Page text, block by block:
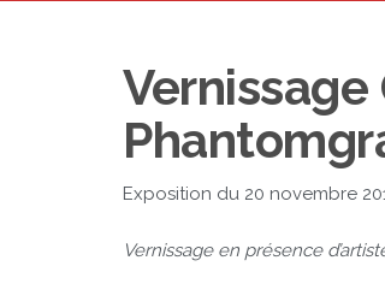
Exposition du 20 novembre
Vernissage en présence